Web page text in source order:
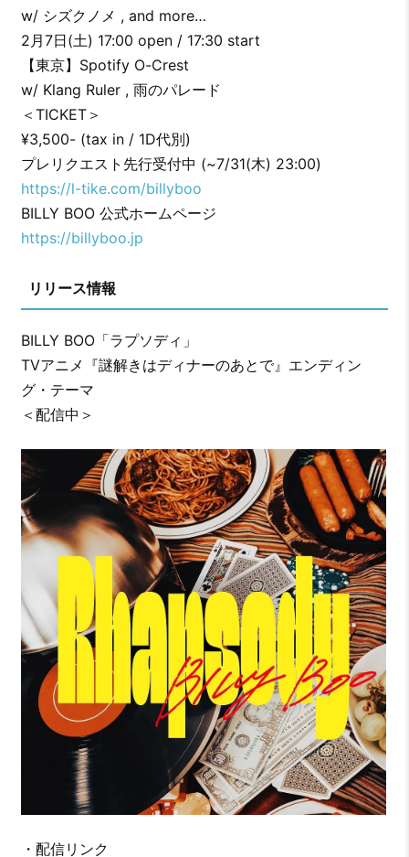
w/ シズクノメ , and more…
2月7日(土) 17:00 open / 17:30 start
【東京】Spotify O-Crest
w/ Klang Ruler , 雨のパレード
＜TICKET＞
¥3,500- (tax in / 1D代別)
プレリクエスト先行受付中 (~7/31(木) 23:00)
https://l-tike.com/billyboo
BILLY BOO 公式ホームページ
https://billyboo.jp
リリース情報
BILLY BOO「ラプソディ」
TVアニメ『謎解きはディナーのあとで』エンディン
グ・テーマ
＜配信中＞
・配信リンク